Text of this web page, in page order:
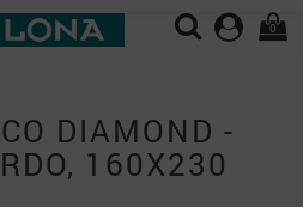
0
DIAMOND -
160X230